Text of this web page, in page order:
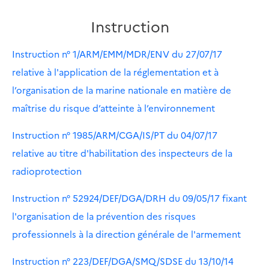
Instruction
Instruction n° 1/ARM/EMM/MDR/ENV du 27/07/17
relative à l'application de la réglementation et à
l’organisation de la marine nationale en matière de
maîtrise du risque d’atteinte à l’environnement
Instruction n° 1985/ARM/CGA/IS/PT du 04/07/17
relative au titre d'habilitation des inspecteurs de la
radioprotection
Instruction n° 52924/DEF/DGA/DRH du 09/05/17 fixant
l'organisation de la prévention des risques
professionnels à la direction générale de l'armement
Instruction n° 223/DEF/DGA/SMQ/SDSE du 13/10/14